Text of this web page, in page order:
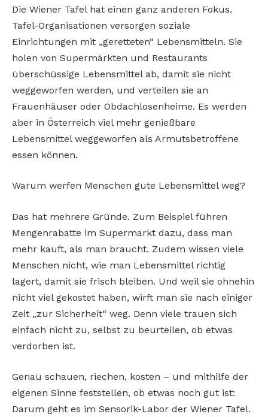
Die Wiener Tafel hat einen ganz anderen Fokus.
Tafel-­Organisationen versorgen soziale
Einrichtungen mit „geretteten“ Lebensmitteln. Sie
holen von Supermärkten und Restaurants
überschüssige Lebensmittel ab, damit sie nicht
weggeworfen werden, und verteilen sie an
Frauenhäuser oder Obdachlosenheime. Es werden
aber in Österreich viel mehr genießbare
Lebensmittel weggeworfen als Armutsbetroffene
essen können.
Warum werfen Menschen gute Lebensmittel weg?
Das hat mehrere Gründe. Zum Beispiel führen
Mengenrabatte im Supermarkt dazu, dass man
mehr kauft, als man braucht. Zudem wissen viele
Menschen nicht, wie man Lebensmittel richtig
lagert, damit sie frisch bleiben. Und weil sie ohnehin
nicht viel gekostet haben, wirft man sie nach einiger
Zeit „zur Sicherheit“ weg. Denn viele trauen sich
einfach nicht zu, selbst zu beurteilen, ob etwas
verdorben ist.
Genau schauen, riechen, kosten – und mithilfe der
eigenen Sinne feststellen, ob etwas noch gut ist:
Darum geht es im Sensorik-­Labor der Wiener Tafel.